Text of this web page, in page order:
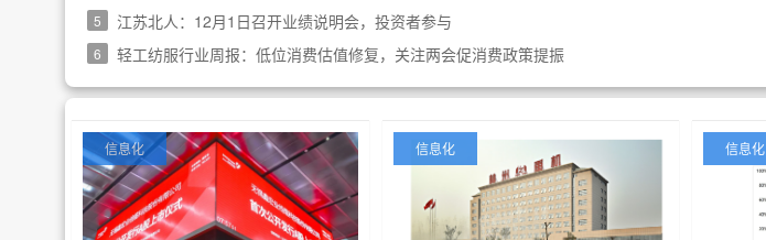
5 江苏北人：12月1日召开业绩说明会，投资者参与
6 轻工纺服行业周报：低位消费估值修复，关注两会促消费政策提振
信息化 信息化 信息化